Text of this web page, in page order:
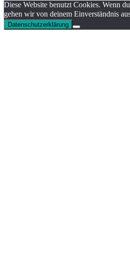
Diese Website benutzt Cookies. Wenn
gehen wir von deinem Einverständnis
Datenschutzerklärung